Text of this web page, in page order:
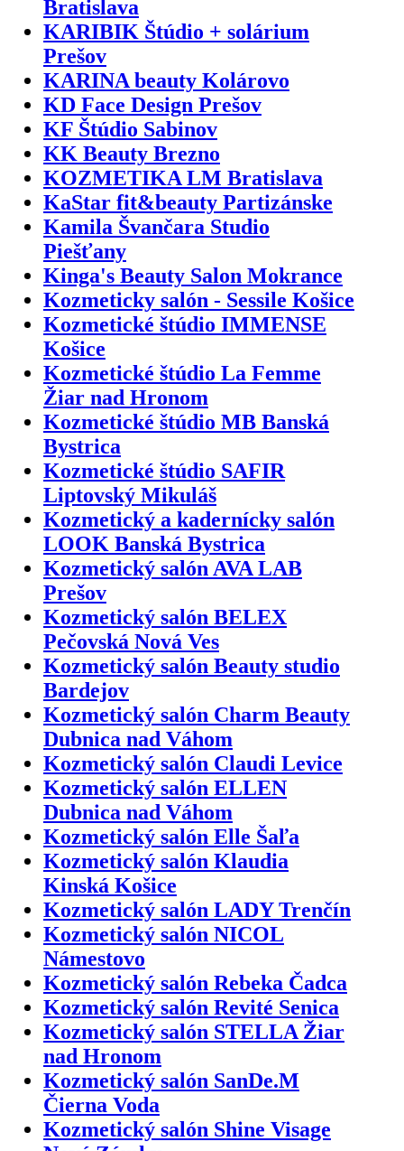
Bratislava
KARIBIK Štúdio + solárium
Prešov
KARINA beauty Kolárovo
KD Face Design Prešov
KF Štúdio Sabinov
KK Beauty Brezno
KOZMETIKA LM Bratislava
KaStar fit&beauty Partizánske
Kamila Švančara Studio
Piešťany
Kinga's Beauty Salon Mokrance
Kozmeticky salón - Sessile Košice
Kozmetické štúdio IMMENSE
Košice
Kozmetické štúdio La Femme
Žiar nad Hronom
Kozmetické štúdio MB Banská
Bystrica
Kozmetické štúdio SAFIR
Liptovský Mikuláš
Kozmetický a kadernícky salón
LOOK Banská Bystrica
Kozmetický salón AVA LAB
Prešov
Kozmetický salón BELEX
Pečovská Nová Ves
Kozmetický salón Beauty studio
Bardejov
Kozmetický salón Charm Beauty
Dubnica nad Váhom
Kozmetický salón Claudi Levice
Kozmetický salón ELLEN
Dubnica nad Váhom
Kozmetický salón Elle Šaľa
Kozmetický salón Klaudia
Kinská Košice
Kozmetický salón LADY Trenčín
Kozmetický salón NICOL
Námestovo
Kozmetický salón Rebeka Čadca
Kozmetický salón Revité Senica
Kozmetický salón STELLA Žiar
nad Hronom
Kozmetický salón SanDe.M
Čierna Voda
Kozmetický salón Shine Visage